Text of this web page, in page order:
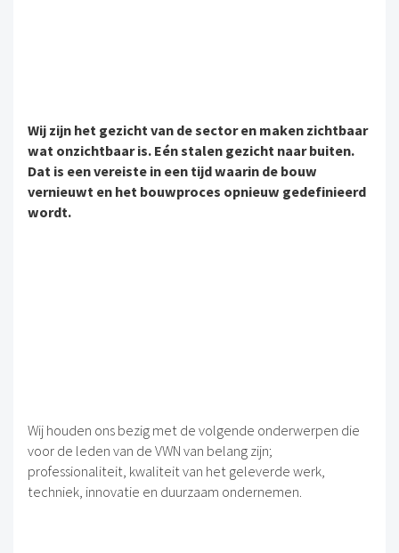
Wij zijn het gezicht van de sector en maken zichtbaar
wat onzichtbaar is. Eén stalen gezicht naar buiten.
Dat is een vereiste in een tijd waarin de bouw
vernieuwt en het bouwproces opnieuw gedefinieerd
wordt.
Wij houden ons bezig met de volgende onderwerpen die
voor de leden van de VWN van belang zijn;
professionaliteit, kwaliteit van het geleverde werk,
techniek, innovatie en duurzaam ondernemen.